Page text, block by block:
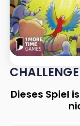
Dieses Spiel